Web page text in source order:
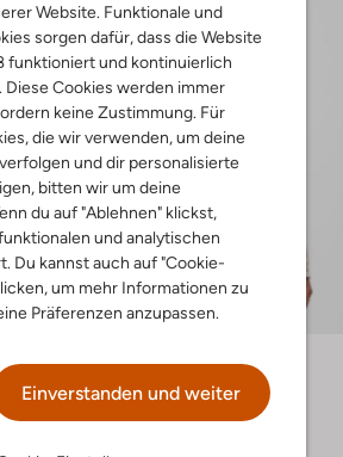
Website. Funktionale und
sorgen dafür, dass die Website
funktioniert und kontinuierlich
Cookies werden immer
keine Zustimmung. Für
die wir verwenden, um deine
und dir personalisierte
bitten wir um deine
du auf "Ablehnen" klickst,
und analytischen
Du kannst auch auf "Cookie-
um mehr Informationen zu
Präferenzen anzupassen.
Einverstanden und weiter
-50%
€ 127,99 € 63,99